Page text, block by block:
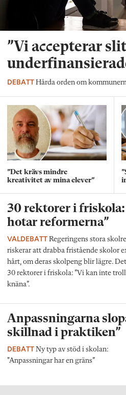
”Vi accepterar
DEBATT Hårda orden om
”Det krävs mindre
kreativitet av mina elever”
30 rektorer i
hotar reformerna”
VALDEBATT Regeringens stora
riskerar att drabba fristående skolor
hårt, om deras skolpeng blir lägre.
30 rektorer i friskola: ”Vi kan inte
knäna”.
Anpassningarna
skillnad i praktiken”
DEBATT Ny typ av stöd i skolan:
"Anpassningar har en gräns”